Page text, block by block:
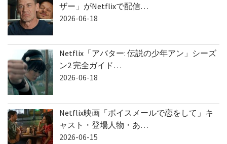
ザー」がNetflixで配信…
2026-06-18
Netflix「アバター: 伝説の少年アン」シーズ
ン2 完全ガイド…
2026-06-18
Netflix映画「ボイスメールで恋をして」キ
ャスト・登場人物・あ…
2026-06-15